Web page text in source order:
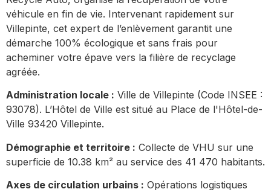
véhicule en fin de vie. Intervenant rapidement sur
Villepinte, cet expert de l’enlèvement garantit une
démarche 100% écologique et sans frais pour
acheminer votre épave vers la filière de recyclage
agréée.
Administration locale : Ville de Villepinte (Code INSEE :
93078). L’Hôtel de Ville est situé au Place de l'Hôtel-de-
Ville 93420 Villepinte.
Démographie et territoire : Collecte de VHU sur une
superficie de 10.38 km² au service des 41 470 habitants.
Axes de circulation urbains : Opérations logistiques